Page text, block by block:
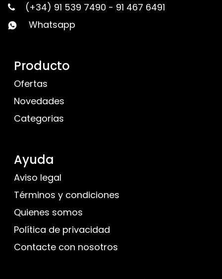
(+34) 91 539 7490 - 91 467 6491
Whatsapp
Producto
Ofertas
Novedades
Categorias
Ayuda
Aviso legal
Términos y condiciones
Quienes somos
Política de privacidad
Contacte con nosotros